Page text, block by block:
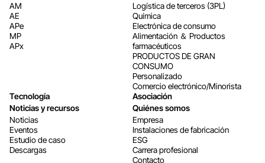
AM
AE
APe
MP
APx
Logística de terceros (3PL)
Química
Electrónica de consumo
Alimentación ＆ Productos
farmacéuticos
PRODUCTOS DE GRAN
CONSUMO
Personalizado
Comercio electrónico/Minorista
Tecnología
Asociación
Noticias y recursos
Noticias
Eventos
Estudio de caso
Descargas
Quiénes somos
Empresa
Instalaciones de fabricación
ESG
Carrera profesional
Contacto